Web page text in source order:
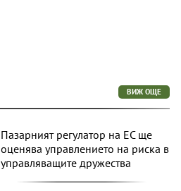
ВИЖ ОЩЕ
Пазарният регулатор на ЕС ще
оценява управлението на риска в
управляващите дружества